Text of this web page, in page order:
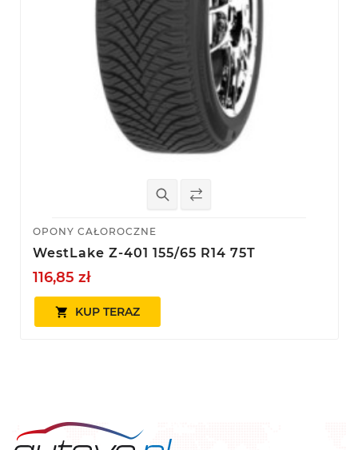
OPONY CAŁOROCZNE
WestLake Z-401 155/65 R14 75T
116,85 zł
 KUP TERAZ